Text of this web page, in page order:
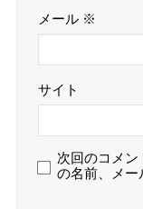
メール ※
サイト
次回のコメ
の名前、メー